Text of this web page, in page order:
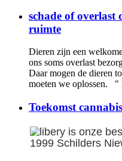
schade of overlast
ruimte
Dieren zijn een
ons soms overlast
Daar mogen de dieren
moeten we oplossen.
Toekomst